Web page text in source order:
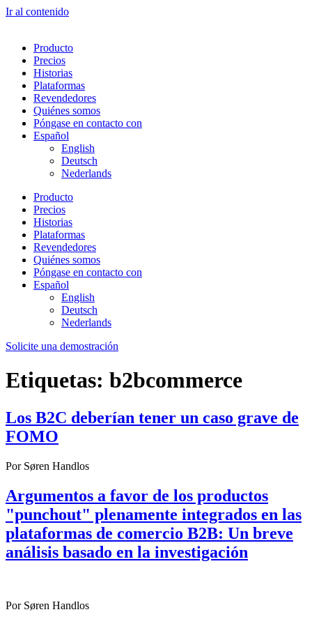
Ir al contenido
Producto
Precios
Historias
Plataformas
Revendedores
Quiénes somos
Póngase en contacto con
Español
English
Deutsch
Nederlands
Producto
Precios
Historias
Plataformas
Revendedores
Quiénes somos
Póngase en contacto con
Español
English
Deutsch
Nederlands
Solicite una demostración
Etiquetas: b2bcommerce
Los B2C deberían tener un caso grave de
FOMO
Por Søren Handlos
Argumentos a favor de los productos
"punchout" plenamente integrados en las
plataformas de comercio B2B: Un breve
análisis basado en la investigación
Por Søren Handlos